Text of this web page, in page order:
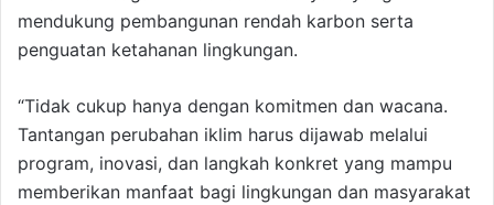
mendukung pembangunan rendah karbon serta
penguatan ketahanan lingkungan.
“Tidak cukup hanya dengan komitmen dan wacana.
Tantangan perubahan iklim harus dijawab melalui
program, inovasi, dan langkah konkret yang mampu
memberikan manfaat bagi lingkungan dan masyarakat